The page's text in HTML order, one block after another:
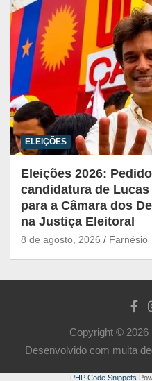
ELEIÇÕES
Eleições 2026:
candidatura de
para a Câmara dos
na Justiça Eleitoral
8 de agosto, 2026 Farnésio
Copyright © 2026
Desenvolvido com muita
PHP Code Snippets